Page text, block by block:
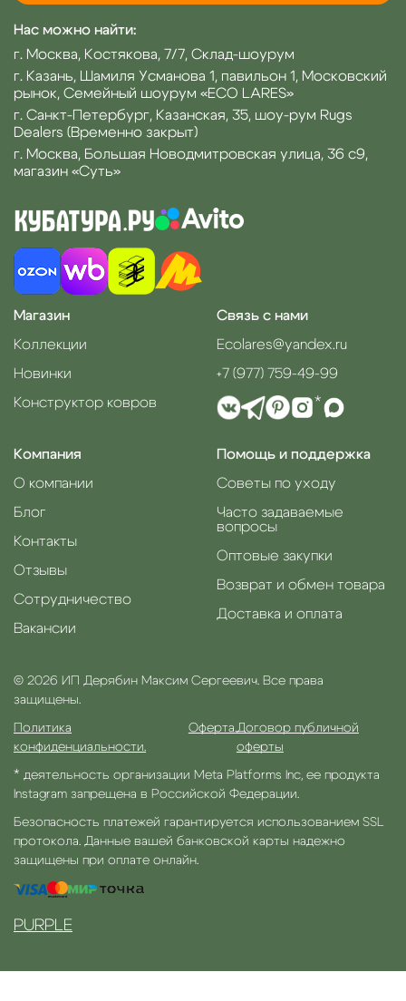
Нас можно найти:
г. Москва, Костякова, 7/7, Склад-шоурум
г. Казань, Шамиля Усманова 1, павильон 1, Московский
рынок, Семейный шоурум «ECO LARES»
г. Санкт-Петербург, Казанская, 35, шоу-рум Rugs
Dealers (Временно закрыт)
г. Москва, Большая Новодмитровская улица, 36 с9,
магазин «Суть»
Магазин
Коллекции
Новинки
Конструктор ковров
Компания
О компании
Блог
Контакты
Отзывы
Сотрудничество
Вакансии
Помощь и поддержка
Советы по уходу
Часто задаваемые
вопросы
Оптовые закупки
Возврат и обмен товара
Доставка и оплата
Связь с нами
Ecolares@yandex.ru
+7 (977) 759-49-99
*
© 2026 ИП Дерябин Максим Сергеевич. Все права
защищены.
Политика
конфиденциальности.
Оферта.Договор публичной
оферты
* деятельность организации Meta Platforms Inc, ее продукта
Instagram запрещена в Российской Федерации.
Безопасность платежей гарантируется использованием SSL
протокола. Данные вашей банковской карты надежно
защищены при оплате онлайн.
PURPLE